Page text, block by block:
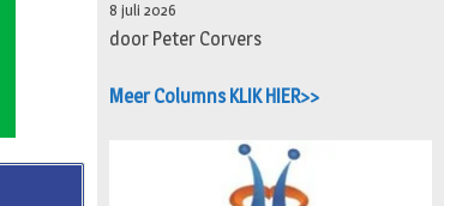
8 juli 2026
door Peter Corvers
Meer Columns KLIK HIER>>